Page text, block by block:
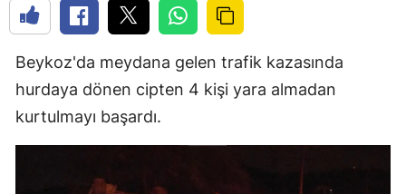
Beykoz'da meydana gelen trafik kazasında
hurdaya dönen cipten 4 kişi yara almadan
kurtulmayı başardı.